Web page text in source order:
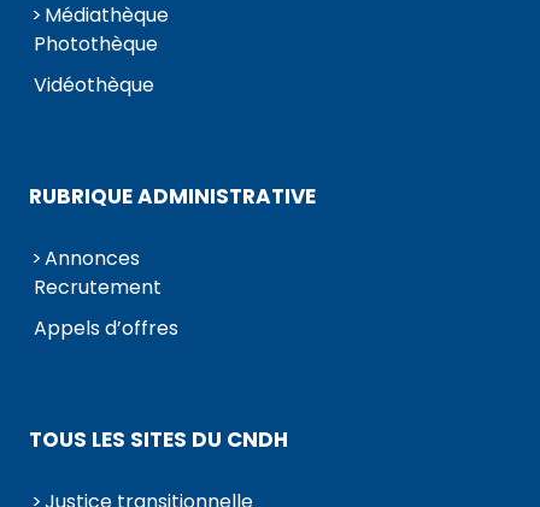
Médiathèque
Photothèque
Vidéothèque
RUBRIQUE ADMINISTRATIVE
Annonces
Recrutement
Appels d’offres
TOUS LES SITES DU CNDH